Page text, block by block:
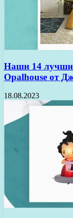
Наши 14
Opalhouse от
18.08.2023